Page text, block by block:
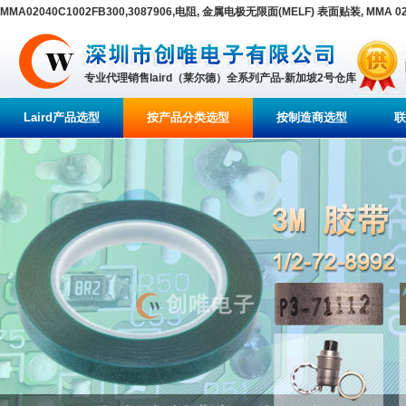
MMA02040C1002FB300,3087906,电阻, 金属电极无限面(MELF) 表面贴装, MMA
专业代理销售laird（莱尔德）全系列产品-新加坡2号仓库
Laird产品选型 按产品分类选型 按制造商选型